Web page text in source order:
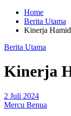
Home
Berita Utama
Kinerja
Berita Utama
Kinerja
2 Juli 2024
Mercu Benua